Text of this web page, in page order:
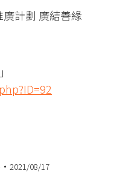
計劃 廣結善緣
2021/08/17